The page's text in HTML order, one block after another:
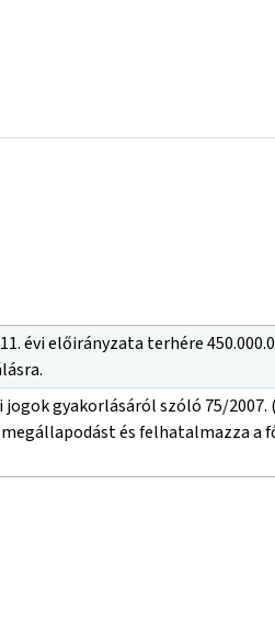
évi előirányzata terhére
gyakorlásáról szóló 75/2007.
és felhatalmazza a